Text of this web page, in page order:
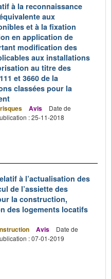
à la reconnaissance
aux
et à la fixation
en application de
modification des
aux installations
au titre des
et 3660 de la
classées pour la
Avis
Date de
: 25-11-2018
à l’actualisation des
de l’assiette des
la construction,
des logements locatifs
Avis
Date de
: 07-01-2019